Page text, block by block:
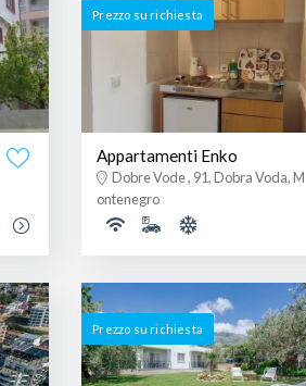
Prezzo su richiesta
Appartamenti Enko
Dobre Vode , 91, Dobra Voda, M
ontenegro
Prezzo su richiesta